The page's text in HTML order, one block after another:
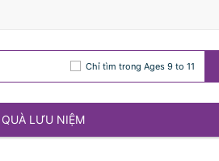
Chỉ tìm trong Ages 9 to 11
QUÀ LƯU NIỆM